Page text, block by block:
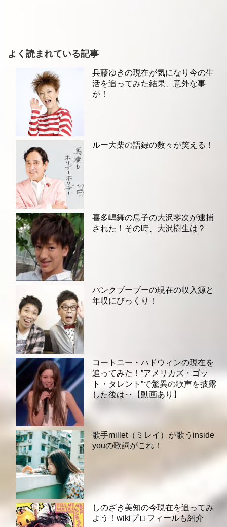
よく読まれている記事
兵藤ゆきの現在が気になり今の生
活を追ってみた結果、意外な事
が！
ルー大柴の語録の数々が笑える！
喜多嶋舞の息子の大沢零次が逮捕
された！その時、大沢樹生は？
パンクブーブーの現在の収入源と
年収にびっくり！
コートニー・ハドウィンの現在を
追ってみた！”アメリカズ・ゴッ
ト・タレント”で驚異の歌声を披露
した後は‥【動画あり】
歌手millet（ミレイ）が歌うinside
youの歌詞がこれ！
しのざき美知の今現在を追ってみ
よう！wikiプロフィールも紹介